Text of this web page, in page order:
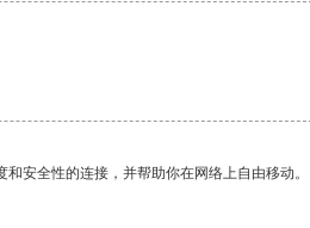
安全性的连接，并帮助你在网络上自由移动。